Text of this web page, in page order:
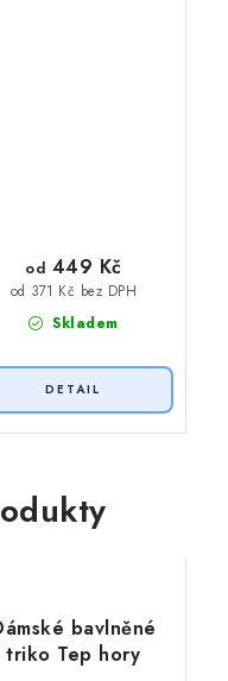
Skladem
od 371 Kč bez DPH
od 449 Kč
bavlněné
triko Tep hory